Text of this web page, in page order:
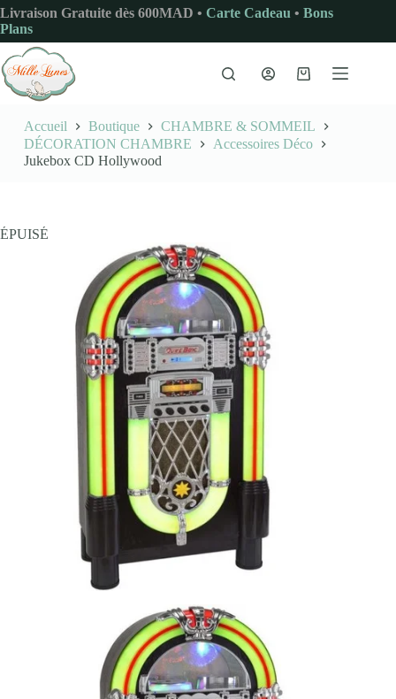
Passer
au
contenu
Livraison Gratuite dès 600MAD • Carte Cadeau • Bons
Plans
Panier
Accueil Boutique
CHAMBRE & SOMMEIL
DÉCORATION CHAMBRE
Accessoires Déco
Jukebox CD Hollywood
ÉPUISÉ